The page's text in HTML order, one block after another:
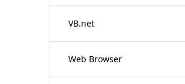
VB.net
Web Browser